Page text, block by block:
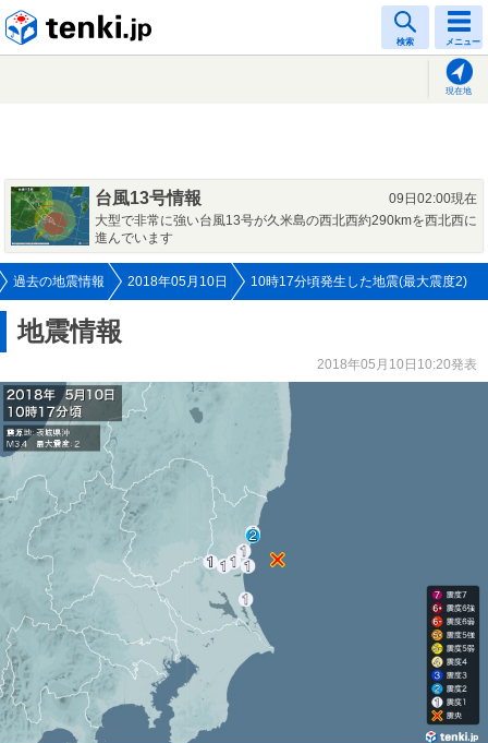
検索 メニュー
現在地
台風13号情報
09日02:00現在
大型で非常に強い台風13号が久米島の西北西約290kmを西北西に
進んでいます
過去の地震情報 2018年05月10日 10時17分頃発生した地震(最大震度2)
地震情報
2018年05月10日10:20発表